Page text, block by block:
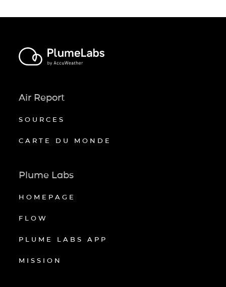
Air Report
SOURCES
CARTE DU MONDE
Plume Labs
HOMEPAGE
FLOW
PLUME LABS APP
MISSION